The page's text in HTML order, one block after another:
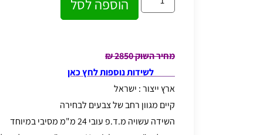
הוספה לסל
מחיר השוק 2850 ₪
לשידות נוספות לחץ כאן
ארץ ייצור : ישראל
קיים מגוון רחב של צבעים לבחירה
השידה עשויה מ.ד.פ עובי 24 מ"מ מסיבי במיוחד